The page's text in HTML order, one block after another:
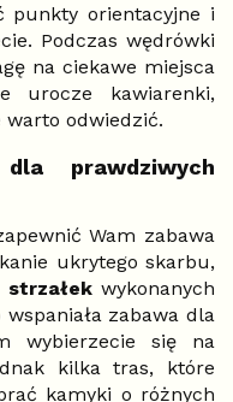
punkty orientacyjne i
Podczas wędrówki
na ciekawe miejsca
urocze kawiarenki,
odwiedzić.
prawdziwych
Wam zabawa
ukrytego skarbu,
strzałek wykonanych
zabawa dla
wybierzecie się na
kilka tras, które
kamyki o różnych